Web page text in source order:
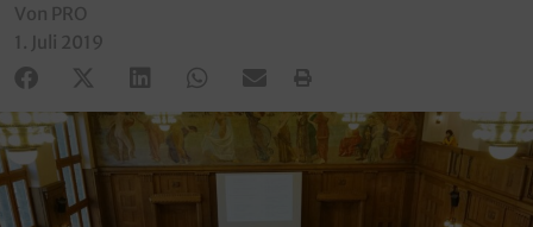
Von PRO
1. Juli 2019